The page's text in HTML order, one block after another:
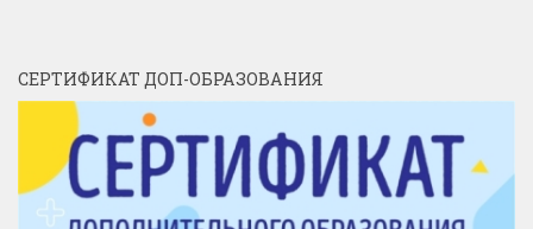
СЕРТИФИКАТ ДОП-ОБРАЗОВАНИЯ